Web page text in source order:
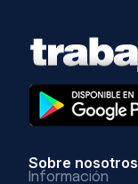
Sobre nosotros
Información